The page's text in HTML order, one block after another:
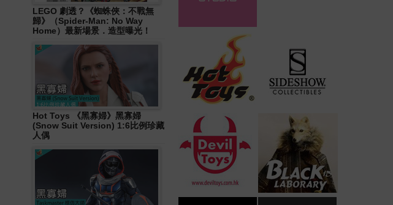
LEGO 劇透？《蜘蛛俠：不戰無
歸》（Spider-Man: No Way
Home）最新場景．造型曝光！
Hot Toys 《黑寡婦》黑寡婦
(Snow Suit Version) 1:6比例珍藏
人偶